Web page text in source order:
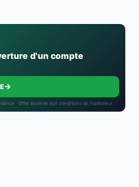
d'un compte
→
· Offre soumise aux conditions de l’opérateur.